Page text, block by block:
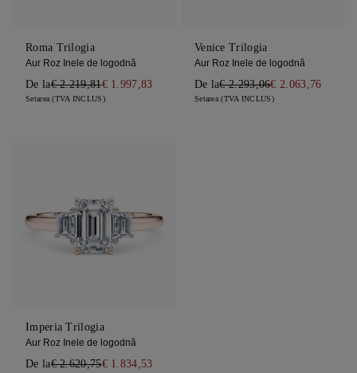
Roma Trilogia
Aur Roz Inele de logodnă
De la€ 2.219,81€ 1.997,83
Setarea (TVA INCLUS)
Venice Trilogia
Aur Roz Inele de logodnă
De la€ 2.293,06€ 2.063,76
Setarea (TVA INCLUS)
Imperia Trilogia
Aur Roz Inele de logodnă
De la€ 2.620,75€ 1.834,53